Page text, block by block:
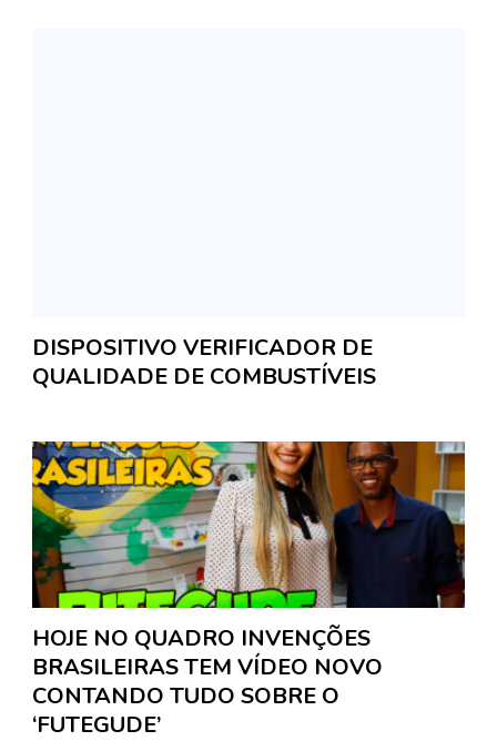
DISPOSITIVO VERIFICADOR DE
QUALIDADE DE COMBUSTÍVEIS
HOJE NO QUADRO INVENÇÕES
BRASILEIRAS TEM VÍDEO NOVO
CONTANDO TUDO SOBRE O
‘FUTEGUDE’